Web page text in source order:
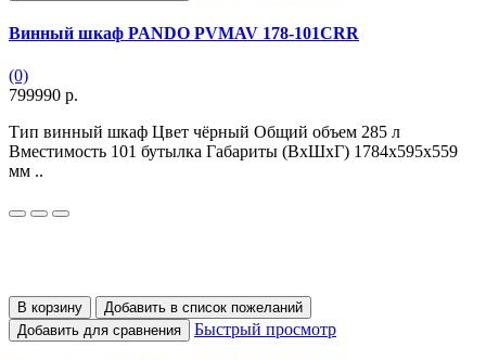
Винный шкаф PANDO PVMAV 178-101CRR
(0)
799990 р.
Тип винный шкаф Цвет чёрный Общий объем 285 л
Вместимость 101 бутылка Габариты (ВхШхГ) 1784x595x559
мм ..
В корзину
Добавить в список пожеланий
Добавить для сравнения
Быстрый просмотр